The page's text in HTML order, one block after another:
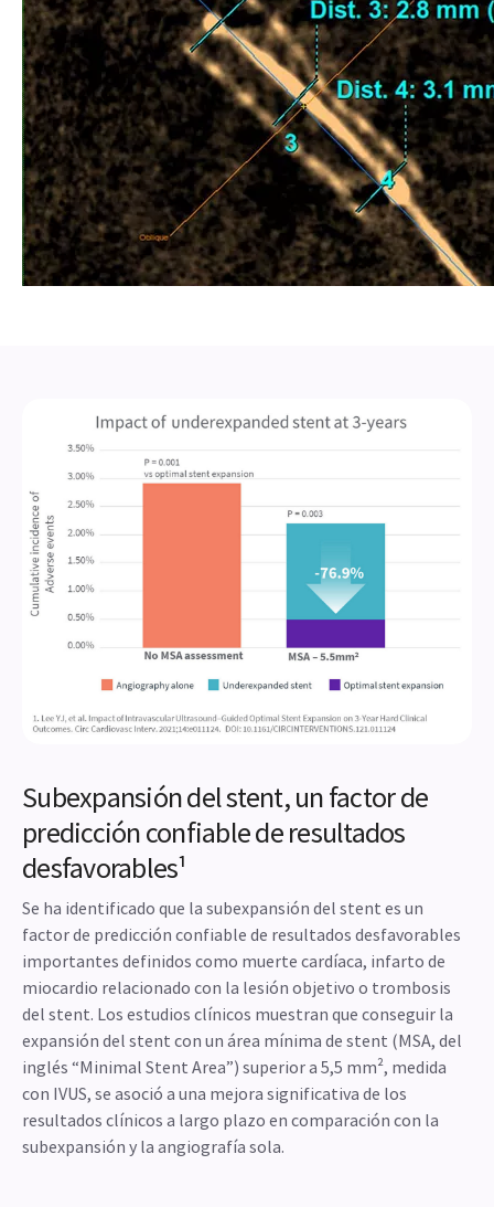
Subexpansión del stent, un factor de
predicción confiable de resultados
desfavorables¹
Se ha identificado que la subexpansión del stent es un
factor de predicción confiable de resultados desfavorables
importantes definidos como muerte cardíaca, infarto de
miocardio relacionado con la lesión objetivo o trombosis
del stent. Los estudios clínicos muestran que conseguir la
expansión del stent con un área mínima de stent (MSA, del
inglés “Minimal Stent Area”) superior a 5,5 mm², medida
con IVUS, se asoció a una mejora significativa de los
resultados clínicos a largo plazo en comparación con la
subexpansión y la angiografía sola.